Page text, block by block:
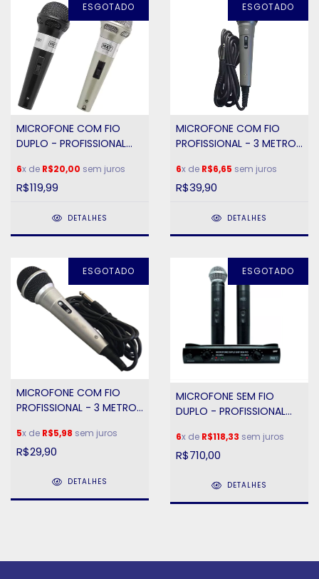
ESGOTADO
MICROFONE COM FIO
DUPLO - PROFISSIONAL
6x de R$20,00 sem juros
R$119,99
DETALHES
ESGOTADO
MICROFONE COM FIO
PROFISSIONAL - 3 METROS
6x de R$6,65 sem juros
R$39,90
DETALHES
ESGOTADO
MICROFONE COM FIO
PROFISSIONAL - 3 METROS
5x de R$5,98 sem juros
R$29,90
DETALHES
ESGOTADO
MICROFONE SEM FIO
DUPLO - PROFISSIONAL
6x de R$118,33 sem juros
R$710,00
DETALHES